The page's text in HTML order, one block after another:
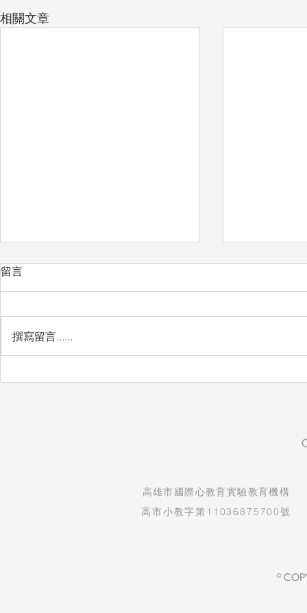
相關文章
留言
撰寫留言......
​高雄市國際心教育實驗教育機構
高市小教字第11036875700號
©